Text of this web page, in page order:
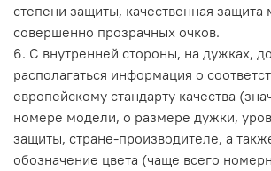
степени защиты, качественная
совершенно прозрачных очков.
6. С внутренней стороны, на дужках,
располагаться информация о
европейскому стандарту качества
номере модели, о размере дужки,
защиты, стране-производителе, а
обозначение цвета (чаще всего